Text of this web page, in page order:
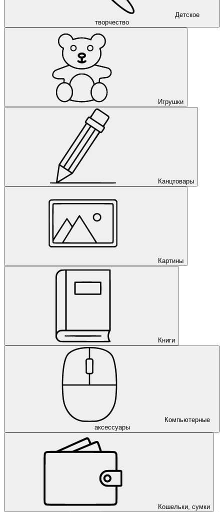
Детское
творчество
Игрушки
Канцтовары
Картины
Книги
Компьютерные
аксессуары
Кошельки, сумки